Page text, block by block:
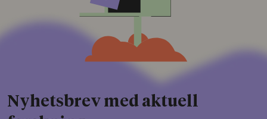
Nyhetsbrev med aktuell